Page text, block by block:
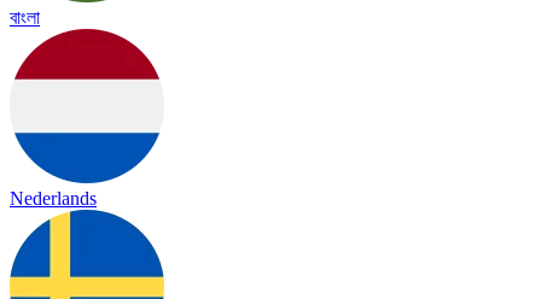
বাংলা
Nederlands